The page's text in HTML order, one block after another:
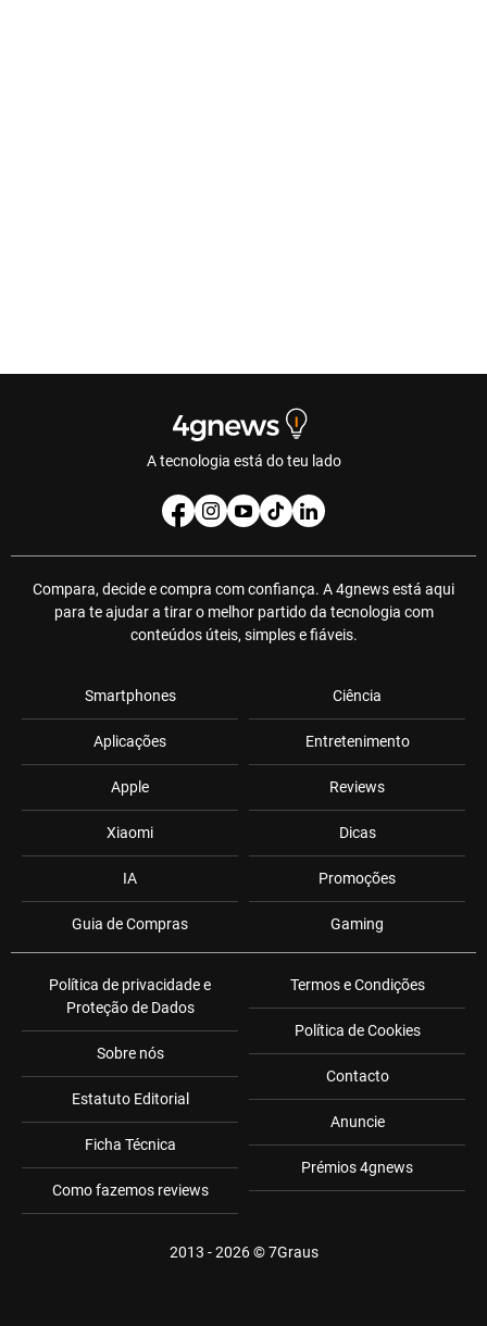
A tecnologia está do teu lado
Compara, decide e compra com confiança. A 4gnews está aqui
para te ajudar a tirar o melhor partido da tecnologia com
conteúdos úteis, simples e fiáveis.
Smartphones
Aplicações
Apple
Xiaomi
IA
Guia de Compras
Ciência
Entretenimento
Reviews
Dicas
Promoções
Gaming
Política de privacidade e
Proteção de Dados
Sobre nós
Estatuto Editorial
Ficha Técnica
Como fazemos reviews
Termos e Condições
Política de Cookies
Contacto
Anuncie
Prémios 4gnews
2013 - 2026 ©7Graus